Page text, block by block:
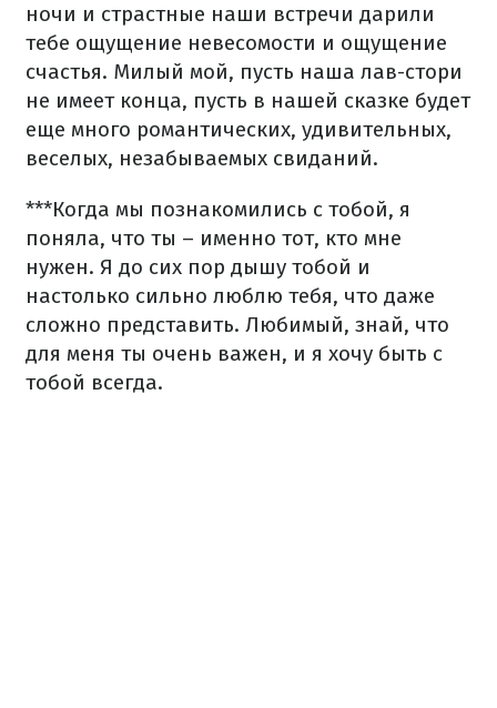
ночи и страстные наши встречи дарили
тебе ощущение невесомости и ощущение
счастья. Милый мой, пусть наша лав-стори
не имеет конца, пусть в нашей сказке будет
еще много романтических, удивительных,
веселых, незабываемых свиданий.
***Когда мы познакомились с тобой, я
поняла, что ты – именно тот, кто мне
нужен. Я до сих пор дышу тобой и
настолько сильно люблю тебя, что даже
сложно представить. Любимый, знай, что
для меня ты очень важен, и я хочу быть с
тобой всегда.